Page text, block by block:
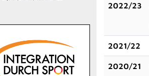
2022/23
2021/22
2020/21